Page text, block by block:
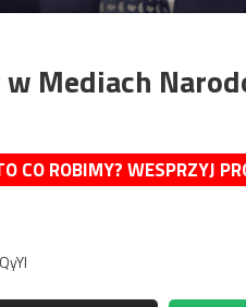
Mediach
CO ROBIMY? WESPRZYJ